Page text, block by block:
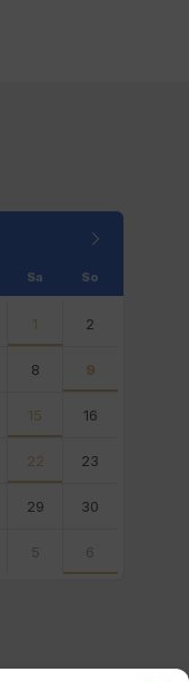
Sa So
1 2
8 9
15 16
22 23
29 30
5 6